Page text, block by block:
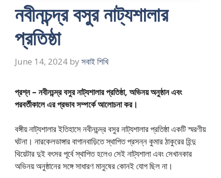
নবীনচন্দ্র বসুর নাট্যশালার
প্রতিষ্ঠা
June 14, 2024 by সবাই শিখি
প্রশ্ন – নবীনচন্দ্র বসুর নাট্যশালার প্রতিষ্ঠা, অভিনয় অনুষ্ঠান এবং
পরবর্তীকালে এর প্রভাব সম্পর্কে আলোচনা কর।
বঙ্গীয় নাট্যশালার ইতিহাসে নবীনচন্দ্র বসুর নাট্যশালার প্রতিষ্ঠা একটি স্মরণীয়
ঘটনা। নারকেলডাঙ্গার বাগানবাড়িতে স্থাপিত প্রসন্ন কুমার ঠাকুরের হিন্দু
থিয়েটার দুই বৎসর পূর্বে স্থাপিত হলেও সেই নাট্যশালা এবং সেখানকার
অভিনয় অনুষ্ঠানের সঙ্গে সাধারণ মানুষের কোনই যোগ ছিল না।